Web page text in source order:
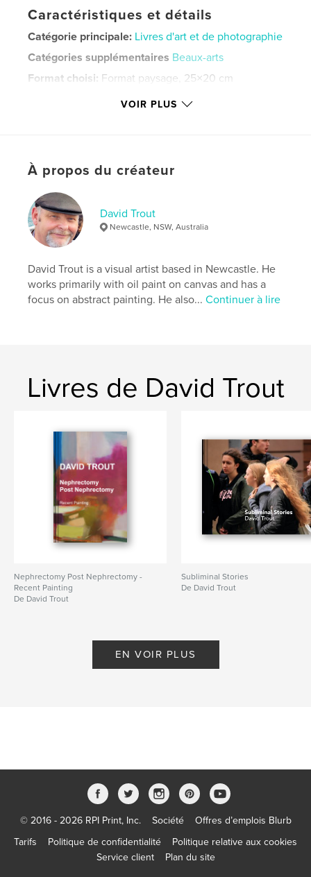
Caractéristiques et détails
Catégorie principale: Livres d'art et de photographie
Catégories supplémentaires Beaux-arts
Format choisi: Format paysage, 25×20 cm
LangueEnglish
Mots-clés
Melbourne painting. abstraction
Trout ,
VOIR PLUS
À propos du créateur
David Trout
Newcastle, NSW, Australia
David Trout is a visual artist based in Newcastle. He
works primarily with oil paint on canvas and has a
focus on abstract painting. He also...Continuer à lire
Livres de David Trout
Nephrectomy Post Nephrectomy -
Recent Painting
De David Trout
Subliminal Stories
De David Trout
EN VOIR PLUS
© 2016 - 2026 RPI Print, Inc. Société
Offres d’emplois Blurb
Tarifs
Politique de confidentialité
Politique relative aux cookies
Service client
Plan du site